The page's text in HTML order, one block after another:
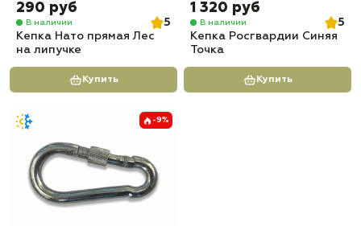
290 руб
В наличии
5
Кепка Нато прямая Лес
на липучке
Купить
1 320 руб
В наличии
5
Кепка Росгвардии Синяя
Точка
Купить
-9%